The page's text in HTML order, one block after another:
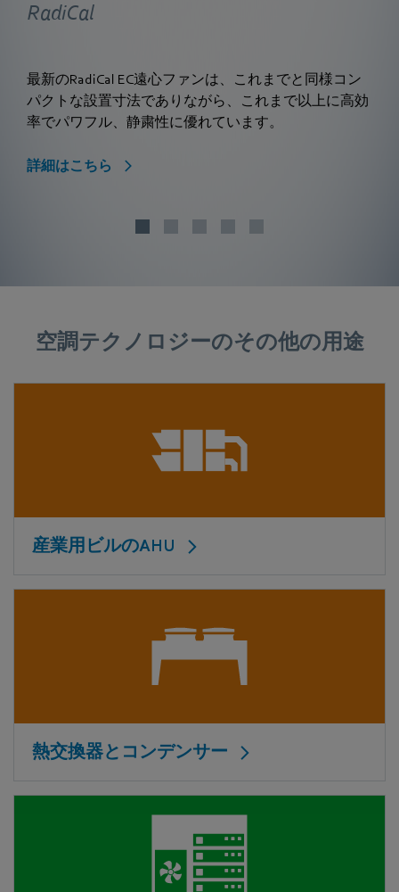
RadiCal
最新のRadiCal EC遠心ファンは、これまでと同様コン
パクトな設置寸法でありながら、これまで以上に高効
率でパワフル、静粛性に優れています。
詳細はこちら
空調テクノロジーのその他の用途
産業用ビルのAHU
熱交換器とコンデンサー